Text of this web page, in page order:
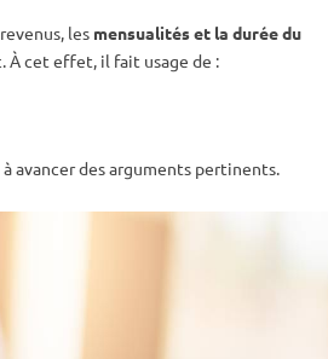
les mensualités et la durée du
À cet effet, il fait usage de :
avancer des arguments pertinents.